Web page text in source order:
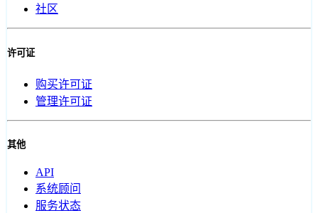
社区
许可证
购买许可证
管理许可证
其他
API
系统顾问
服务状态